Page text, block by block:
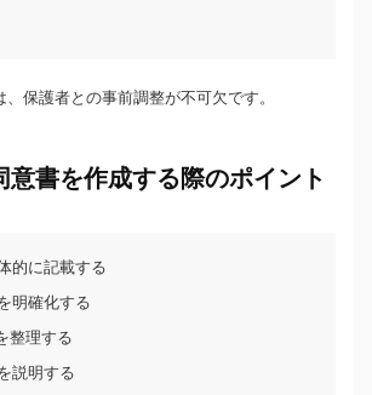
保護者との事前調整が不可欠です。
意書を作成する際のポイント
的に記載する
明確化する
整理する
説明する